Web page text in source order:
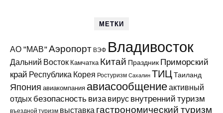
МЕТКИ
АО "МАВ"Аэропорт ВЭФ Владивосток
Дальний Восток Камчатка Китай Праздник Приморский
край Республика Корея Ростуризм Сахалин ТИЦТаиланд
Япония авиакомпания авиасообщениеактивный
отдых безопасность виза вирус внутренний туризм
въездной туризм выставка гастрономический туризм